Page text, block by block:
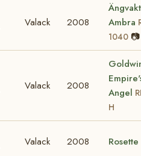
Valack 2008
Ambra
1040 📷
Valack 2008
Angel
H
Valack 2008 Rosette